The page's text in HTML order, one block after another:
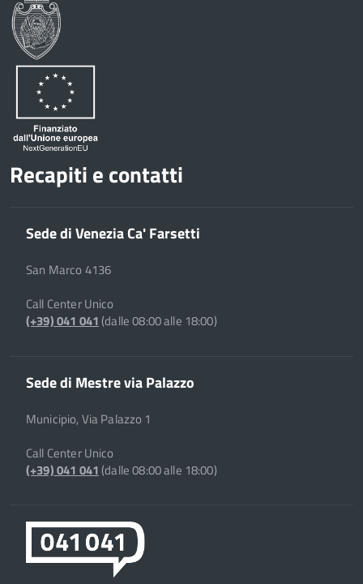
Recapiti e contatti
Sede di Venezia Ca' Farsetti
San Marco 4136
Call Center Unico
(+39) 041 041(dalle 08:00 alle 18:00)
Sede di Mestre via Palazzo
Municipio, Via Palazzo 1
Call Center Unico
(+39) 041 041(dalle 08:00 alle 18:00)